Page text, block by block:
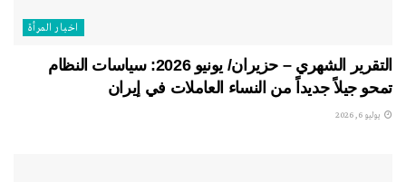
اخبار المرأة
التقرير الشهري – حزيران/ يونيو 2026: سياسات النظام
تمحو جيلاً جديداً من النساء العاملات في إيران
يوليو 6, 2026